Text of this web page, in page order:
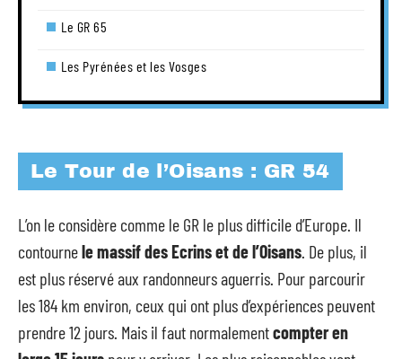
Le GR 65
Les Pyrénées et les Vosges
Le Tour de l’Oisans : GR 54
L’on le considère comme le GR le plus difficile d’Europe. Il
contournele massif des Ecrins et de l’Oisans . De plus, il
est plus réservé aux randonneurs aguerris. Pour parcourir
les 184 km environ, ceux qui ont plus d’expériences peuvent
prendre 12 jours. Mais il faut normalementcompter en